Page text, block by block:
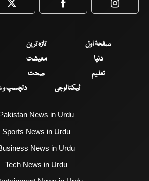
Twitter Facebook
صفحۂ اول تازہ ترین
دنیا
معیشت
تعلیم
صحت
ٹیکنالوجی
دلچسپ
News in Urdu
Sports News in Urdu
News in Urdu
Tech News in Urdu